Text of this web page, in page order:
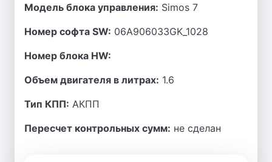
Модель блока управления: Simos 7
Номер софта SW: 06A906033GK_1028
Номер блока HW:
Объем двигателя в литрах: 1.6
Тип КПП: АКПП
Пересчет контрольных сумм: не сделан